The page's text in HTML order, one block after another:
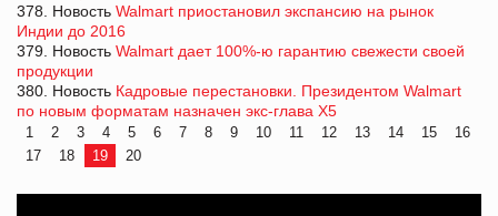
378. Новость Walmart приостановил экспансию на рынок
Индии до 2016
379. Новость Walmart дает 100%-ю гарантию свежести своей
продукции
380. Новость Кадровые перестановки. Президентом Walmart
по новым форматам назначен экс-глава Х5
1 2 3 4 5 6 7 8 9 10 11 12 13 14 15
16
17
18 19 20